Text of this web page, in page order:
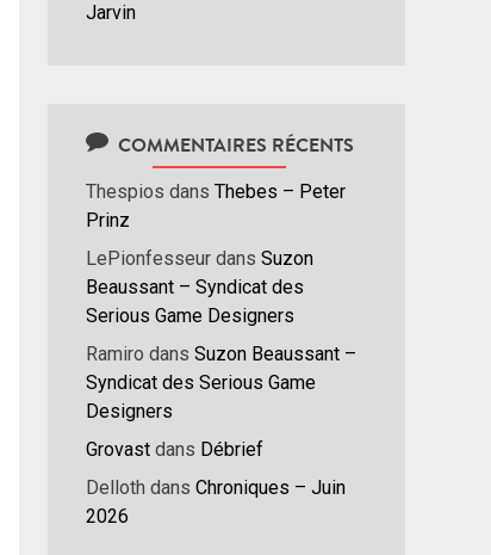
Jarvin
COMMENTAIRES RÉCENTS
Thespios dans Thebes – Peter
Prinz
LePionfesseur dans Suzon
Beaussant – Syndicat des
Serious Game Designers
Ramiro dans Suzon Beaussant –
Syndicat des Serious Game
Designers
Grovast dans Débrief
Delloth dans Chroniques – Juin
2026